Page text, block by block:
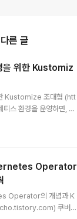
른 글
을 위한 Kustomiz
Kustomize 조대협 (htt
스 환경을 운영하면, 같
개발/테스트/운영 (dev/s
기 때문에, 다른 세부 설
한 도구들이 Kubernete
로 Kustomize, Helm, K
같이 deployment를 정
설정을 수정하지 않고 re
Operator
Operator의 개념과 K
쿠버네